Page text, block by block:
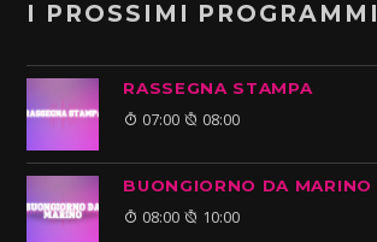
I PROSSIMI PROGRAMMI
RASSEGNA STAMPA
07:00 08:00
BUONGIORNO DA MARINO
08:00 10:00